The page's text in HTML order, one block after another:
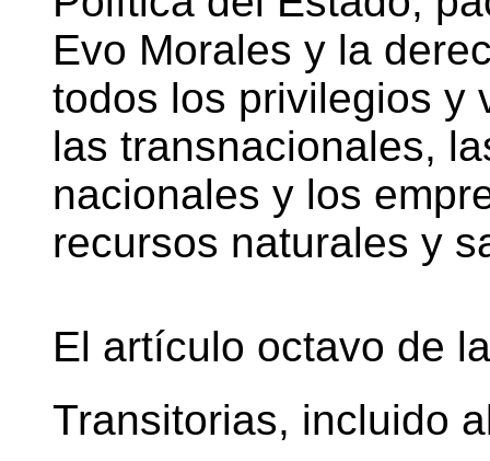
Evo Morales y la
todos los privilegios y
las transnacionales,
nacionales y los
recursos naturales y
El artículo octavo de
Transitorias, incluido